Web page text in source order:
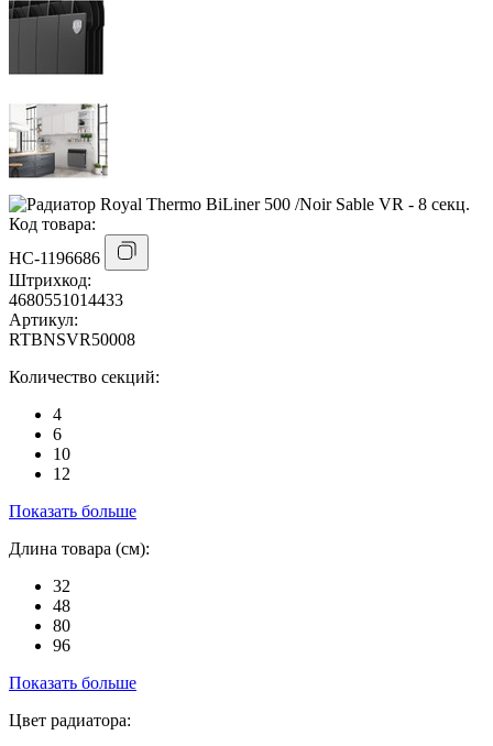
Код товара:
НС-1196686
Штрихкод:
4680551014433
Артикул:
RTBNSVR50008
Количество секций:
4
6
10
12
Показать больше
Длина товара (см):
32
48
80
96
Показать больше
Цвет радиатора: